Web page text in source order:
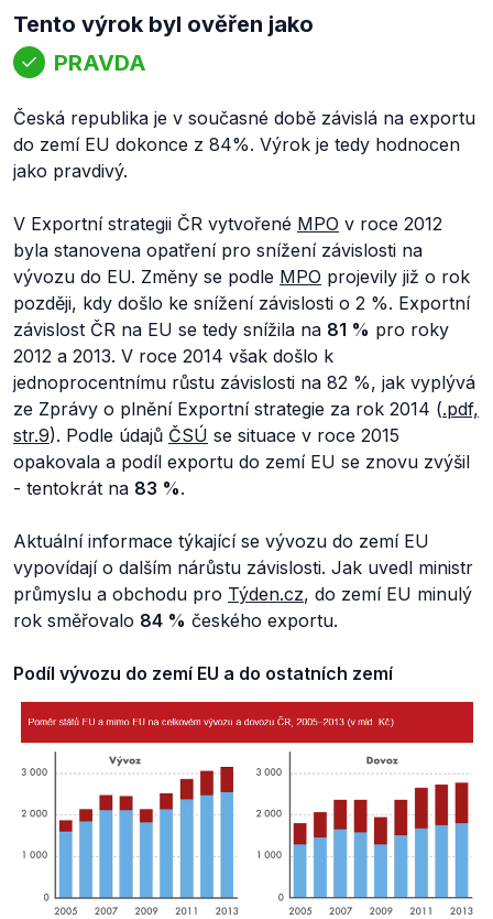
Tento výrok byl ověřen jako
PRAVDA
Česká republika je v současné době závislá na exportu
do zemí EU dokonce z 84%. Výrok je tedy hodnocen
jako pravdivý.
V Exportní strategii ČR vytvořené MPO v roce 2012
byla stanovena opatření pro snížení závislosti na
vývozu do EU. Změny se podle MPO projevily již o rok
později, kdy došlo ke snížení závislosti o 2 %. Exportní
závislost ČR na EU se tedy snížila na 81 % pro roky
2012 a 2013. V roce 2014 však došlo k
jednoprocentnímu růstu závislosti na 82 %, jak vyplývá
ze Zprávy o plnění Exportní strategie za rok 2014 (.pdf,
str.9). Podle údajů ČSÚ se situace v roce 2015
opakovala a podíl exportu do zemí EU se znovu zvýšil
- tentokrát na 83 %.
Aktuální informace týkající se vývozu do zemí EU
vypovídají o dalším nárůstu závislosti. Jak uvedl ministr
průmyslu a obchodu pro Týden.cz, do zemí EU minulý
rok směřovalo 84 % českého exportu.
Podíl vývozu do zemí EU a do ostatních zemí